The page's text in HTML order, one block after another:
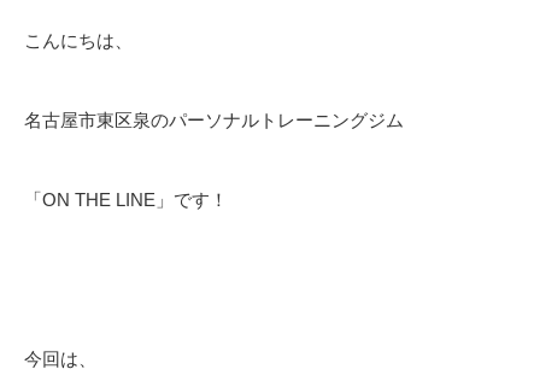
こんにちは、
名古屋市東区泉のパーソナルトレーニングジム
「ON THE LINE」です！
今回は、